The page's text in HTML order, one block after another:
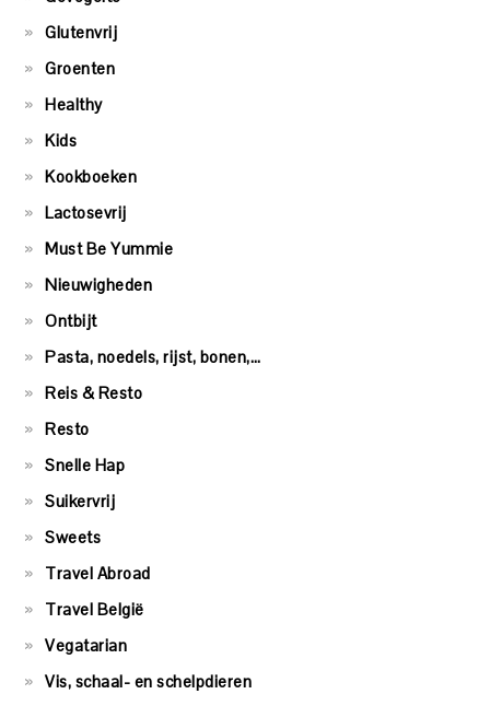
Glutenvrij
Groenten
Healthy
Kids
Kookboeken
Lactosevrij
Must Be Yummie
Nieuwigheden
Ontbijt
Pasta, noedels, rijst, bonen,…
Reis & Resto
Resto
Snelle Hap
Suikervrij
Sweets
Travel Abroad
Travel België
Vegatarian
Vis, schaal- en schelpdieren